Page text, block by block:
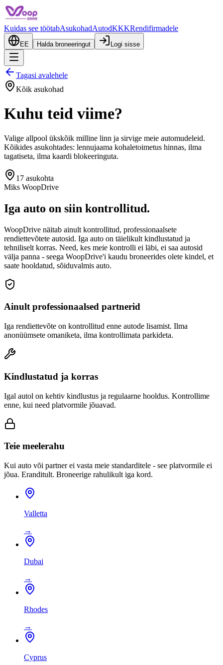
Kuidas see töötabAsukohadAutodKKKRendifirmadele
EE Halda broneeringut Logi sisse
Tagasi avalehele
Kõik asukohad
Kuhu teid viime?
Valige allpool ükskõik milline linn ja sirvige meie automudeleid.
Kõikides asukohtades: lennujaama kohaletoimetus hinnas, ilma
tagatiseta, ilma kaardi blokeeringuta.
17 asukohta
Miks WoopDrive
Iga auto on siin kontrollitud.
WoopDrive näitab ainult kontrollitud, professionaalsete
rendiettevõtete autosid. Iga auto on täielikult kindlustatud ja
tehniliselt korras. Need, kes meie kontrolli ei läbi, ei saa autosid
välja panna - seega WoopDrive'i kaudu broneerides olete kindel, et
saate hooldatud, sõiduvalmis auto.
Ainult professionaalsed partnerid
Iga rendiettevõte on kontrollitud enne autode lisamist. Ilma
anonüümsete omaniketa, ilma kontrollimata parkideta.
Kindlustatud ja korras
Igal autol on kehtiv kindlustus ja regulaarne hooldus. Kontrollime
enne, kui need platvormile jõuavad.
Teie meelerahu
Kui auto või partner ei vasta meie standarditele - see platvormile ei
jõua. Eranditult. Broneerige rahulikult iga kord.
Valletta
→
Dubai
→
Rhodes
→
Cyprus